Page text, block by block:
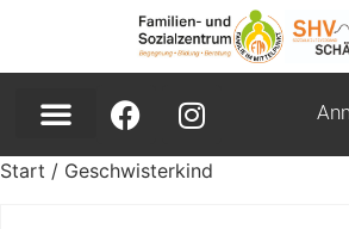
Start / Geschwisterkind